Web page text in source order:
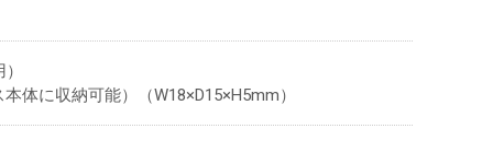
体に収納可能）（W18×D15×H5mm）